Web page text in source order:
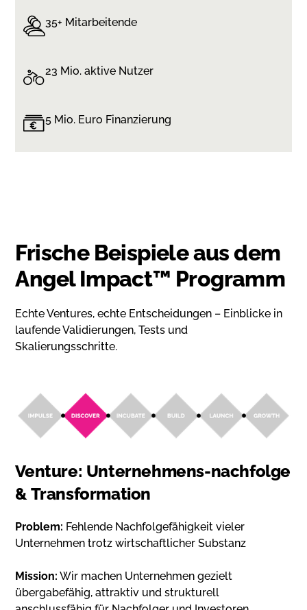
35+ Mitarbeitende
23 Mio. aktive Nutzer
5 Mio. Euro Finanzierung
Frische Beispiele aus dem
Angel Impact™ Programm
Echte Ventures, echte Entscheidungen – Einblicke in
laufende Validierungen, Tests und
Skalierungsschritte.
Venture: Unternehmens-nachfolge
& Transformation
Problem: Fehlende Nachfolgefähigkeit vieler
Unternehmen trotz wirtschaftlicher Substanz
Mission: Wir machen Unternehmen gezielt
übergabefähig, attraktiv und strukturell